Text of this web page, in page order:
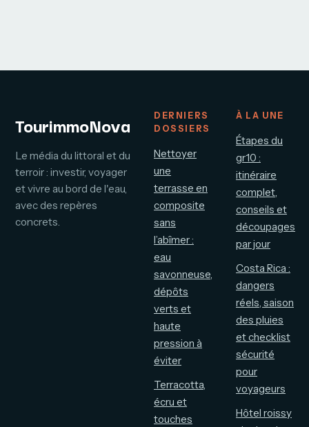
bail
TourimmoNova
Le média du littoral et du
terroir : investir, voyager
et vivre au bord de l'eau,
avec des repères
concrets.
DERNIERS
DOSSIERS
Nettoyer
une
terrasse en
composite
sans
l’abîmer :
eau
savonneuse,
dépôts
verts et
haute
pression à
éviter
Terracotta,
écru et
touches
À LA UNE
Étapes du
gr10 :
itinéraire
complet,
conseils et
découpages
par jour
Costa Rica :
dangers
réels, saison
des pluies
et checklist
sécurité
pour
voyageurs
Hôtel roissy